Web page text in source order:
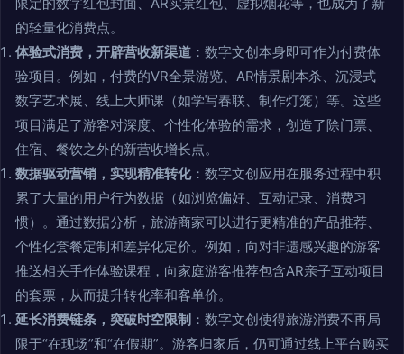
的轻量化消费点。
体验式消费，开辟营收新渠道 ：数字文创本身即可作为付费体
验项目。例如，付费的VR全景游览、AR情景剧本杀、沉浸式
数字艺术展、线上大师课（如学写春联、制作灯笼）等。这些
项目满足了游客对深度、个性化体验的需求，创造了除门票、
住宿、餐饮之外的新营收增长点。
数据驱动营销，实现精准转化：数字文创应用在服务过程中积
累了大量的用户行为数据（如浏览偏好、互动记录、消费习
惯）。通过数据分析，旅游商家可以进行更精准的产品推荐、
个性化套餐定制和差异化定价。例如，向对非遗感兴趣的游客
推送相关手作体验课程，向家庭游客推荐包含AR亲子互动项目
的套票，从而提升转化率和客单价。
延长消费链条，突破时空限制 ：数字文创使得旅游消费不再局
限于“在现场”和“在假期”。游客归家后，仍可通过线上平台购买